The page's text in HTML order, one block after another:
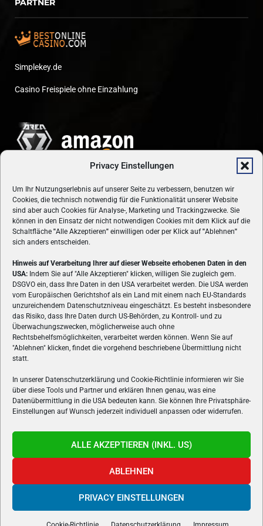
Privacy Einstellungen
Um Ihr Nutzungserlebnis auf unserer Seite zu verbessern, benutzen wir
Cookies, die technisch notwendig für die Funktionalität unserer Website
sind aber auch Cookies für Analyse-, Marketing und Trackingzwecke. Sie
können in den Einsatz der nicht notwendigen Cookies mit dem Klick auf die
Schaltfläche "Alle Akzeptieren" einwilligen oder per Klick auf"Ablehnen"
sich anders entscheiden.
Hinweis auf Verarbeitung Ihrer auf dieser Webseite erhobenen Daten in den
USA: Indem Sie auf "Alle Akzeptieren" klicken, willigen Sie zugleich gem.
DSGVO ein, dass Ihre Daten in den USA verarbeitet werden. Die USA werden
vom Europäischen Gerichtshof als ein Land mit einem nach EU-Standards
unzureichendem Datenschutzniveau eingeschätzt. Es besteht insbesondere
das Risiko, dass Ihre Daten durch US-Behörden, zu Kontroll- und zu
Überwachungszwecken, möglicherweise auch ohne
Rechtsbehelfsmöglichkeiten, verarbeitet werden können. Wenn Sie auf
"Ablehnen" klicken, findet die vorgehend beschriebene Übermittlung nicht
statt.
In unserer Datenschutzerklärung und Cookie-Richtlinie informieren wir Sie
über diese Tools und Partner und erklären Ihnen genau, was eine
Datenübermittlung in die USA bedeuten kann. Sie können Ihre Privatsphäre-
Einstellungen auf Wunsch jederzeit individuell anpassen oder widerrufen.
ALLE AKZEPTIEREN (INKL. US)
ABLEHNEN
PRIVACY EINSTELLUNGEN
PARTNER
Simplekey.de
Casino Freispiele ohne Einzahlung
ÜBER UNS
VON GAMERN, FÜR GAMER! Gamers.at ist das älteste Online-
Spielemagazin Österreichs und bringt täglich aktuelle News,
Reviews und Videos zu PC- und Konsolenspielen, Gaming-
Hardware und aus der Welt des e-Sport's.
FOLGE UNS